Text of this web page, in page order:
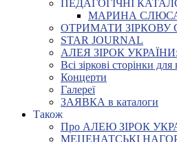
ПЕДАГОГІЧНІ
МАРИНА
ОТРИМАТИ ЗІРКОВУ
STAR JOURNAL
АЛЕЯ ЗІРОК
Всі зіркові сторінки для
Концерти
Галереї
ЗАЯВКА в каталоги
Також
Про АЛЕЮ ЗІРОК
МЕЦЕНАТСЬКІ